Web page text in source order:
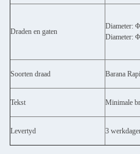
Draden en gaten
Diameter:
Diameter:
Soorten draad Barana
Tekst Minimale
Levertyd 3